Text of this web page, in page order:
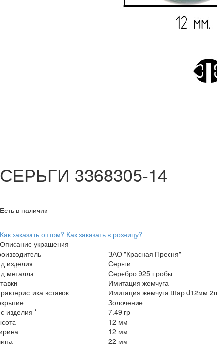
СЕРЬГИ 3368305-14
Есть в наличии
Как заказать оптом? Как заказать в розницу?
Описание украшения
ЗАО "Красная Пресня"
изделия
Серьги
металла
Серебро 925 пробы
Имитация жемчуга
вставок
Имитация жемчуга Шар d12мм
Золочение
изделия *
7.49 гр
12 мм
12 мм
22 мм